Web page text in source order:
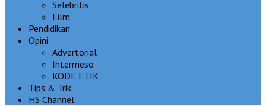
Selebritis
Film
Pendidikan
Opini
Advertorial
Intermeso
KODE ETIK
Tips & Trik
HS Channel